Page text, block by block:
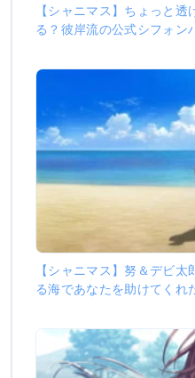
【シャニマス】ちょっと
る？彼岸流の公式シフォン
【シャニマス】努＆デビ
る海であなたを助けてくれ